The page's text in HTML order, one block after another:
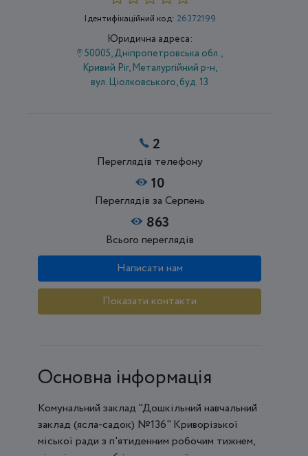
Ідентифікаційний код: 26372199
Юридична адреса:
50005, Дніпропетровська обл.,
Кривий Ріг, Металургійний р-н,
вул. Ціолковського, буд. 13
2
Переглядів телефону
10
Переглядів за Серпень
863
Всього переглядів
Написати нам
Показати контакти
Основна інформація
Комунальний заклад "Дошкільний навчальний
заклад (ясла-садок) №136" Криворізької
міської ради з п'ятиденним робочим тижнем,